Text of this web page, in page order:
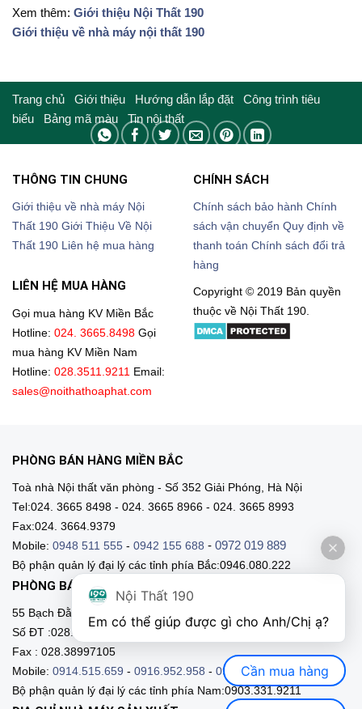
Xem thêm: Giới thiệu Nội Thất 190
Giới thiệu về nhà máy nội thất 190
Trang chủ Giới thiệu Hướng dẫn lắp đặt Công trình tiêu
biểu
Bảng mã màu Tin nội thất
THÔNG TIN CHUNG
Giới thiệu về nhà máy Nội
Thất 190 Giới Thiệu Về Nội
Thất 190 Liên hệ mua hàng
CHÍNH SÁCH
Chính sách bảo hành Chính
sách vận chuyển Quy định về
thanh toán Chính sách đổi trả
hàng
LIÊN HỆ MUA HÀNG
Gọi mua hàng KV Miền Bắc
Hotline: 024. 3665.8498 Gọi
mua hàng KV Miền Nam
Hotline: 028.3511.9211 Email:
sales@noithathoaphat.com
Copyright © 2019 Bản quyền
thuộc về Nội Thất 190.
PHÒNG BÁN HÀNG MIỀN BẮC
Toà nhà Nội thất văn phòng - Số 352 Giải Phóng, Hà Nội
Tel:024. 3665 8498 - 024. 3665 8966 - 024. 3665 8993
Fax:024. 3664.9379
Mobile: 0948 511 555 - 0942 155 688 - 0972 019 889
Bộ phận quản lý đại lý các tỉnh phía Bắc:0946.080.222
PHÒNG BÁN HÀNG MIỀN NAM
55 Bạch Đằng, Phường 15, Q. Bình Thạnh, HCM
Số ĐT :028.3511 9211 - 028.3511.9212
Fax : 028.38997105
Mobile: 0914.515.659 - 0916.952.958 - 0903.331.921
Bộ phận quản lý đại lý các tỉnh phía Nam:0903.331.9211
Nội Thất 190
Cần mua hàng